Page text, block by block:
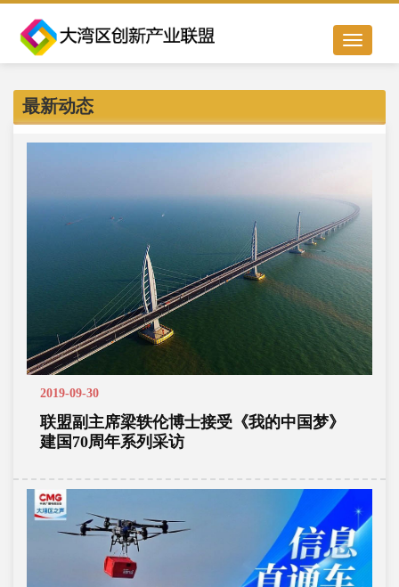
Toggle
navigation
最新动态
2019-09-30
联盟副主席梁轶伦博士接受《我的中国梦》
建国70周年系列采访